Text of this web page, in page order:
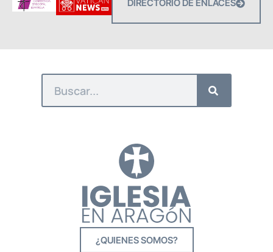
DIRECTORIO DE ENLACES
¿QUIENES SOMOS?